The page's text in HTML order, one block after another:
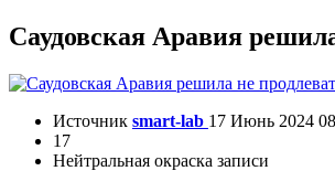
Саудовская Аравия
Источник smart-lab 17 Июнь 2024
17
Нейтральная окраска записи